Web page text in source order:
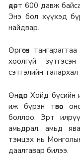
өдөрт 600 давж
Энэ бол хүүхэд
найдвар.
Өргөсөн
хоолгүй
сэтгэлийн
Өнөөдөр Хойд
иж бүрэн төвөөс
боллоо. Эрт
амьдрал, амьд
тэмцэх нь
даалгавар билээ.